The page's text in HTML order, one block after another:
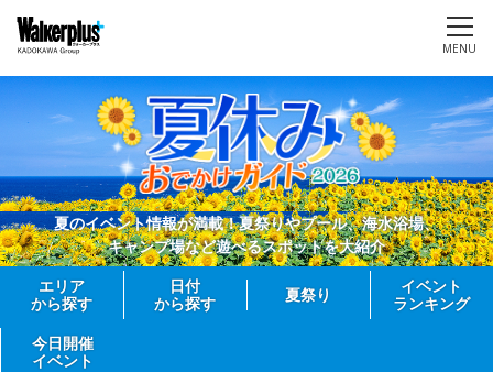
MENU
夏のイベント情報が満載！夏祭りやプール、海水浴場、
キャンプ場など遊べるスポットを大紹介
エリア
から探す
日付
から探す
夏祭り
イベント
ランキング
今日開催
イベント